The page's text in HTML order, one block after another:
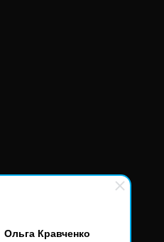
Ольга Кравченко